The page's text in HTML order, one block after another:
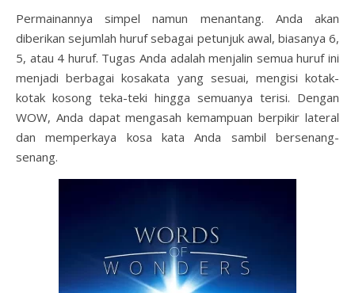
Permainannya simpel namun menantang. Anda akan
diberikan sejumlah huruf sebagai petunjuk awal, biasanya 6,
5, atau 4 huruf. Tugas Anda adalah menjalin semua huruf ini
menjadi berbagai kosakata yang sesuai, mengisi kotak-
kotak kosong teka-teki hingga semuanya terisi. Dengan
WOW, Anda dapat mengasah kemampuan berpikir lateral
dan memperkaya kosa kata Anda sambil bersenang-
senang.